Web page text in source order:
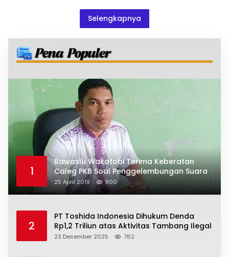
Selengkapnya
1
Bawaslu Wakatobi Terima Keberatan
Caleg PKB Soal Penggelembungan Suara
25 April 2019 800
2
PT Toshida Indonesia Dihukum Denda
Rp1,2 Triliun atas Aktivitas Tambang Ilegal
23 Desember 2025 762